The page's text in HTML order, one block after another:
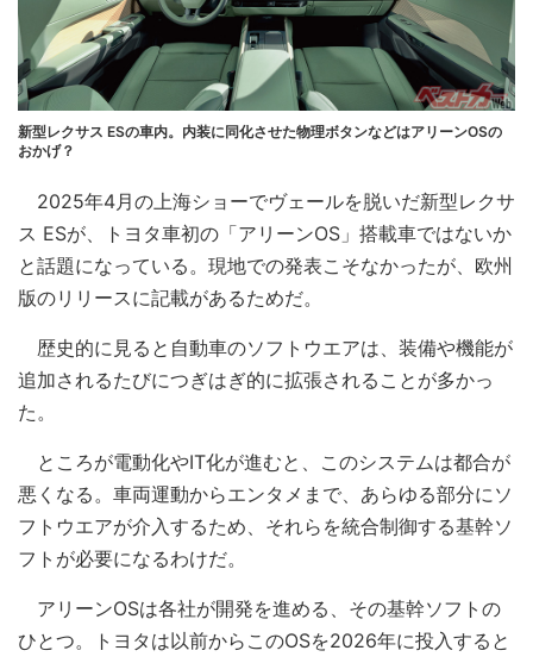
新型レクサス ESの車内。内装に同化させた物理ボタンなどはアリーンOSの
おかげ？
2025年4月の上海ショーでヴェールを脱いだ新型レクサ
ス ESが、トヨタ車初の「アリーンOS」搭載車ではないか
と話題になっている。現地での発表こそなかったが、欧州
版のリリースに記載があるためだ。
歴史的に見ると自動車のソフトウエアは、装備や機能が
追加されるたびにつぎはぎ的に拡張されることが多かっ
た。
ところが電動化やIT化が進むと、このシステムは都合が
悪くなる。車両運動からエンタメまで、あらゆる部分にソ
フトウエアが介入するため、それらを統合制御する基幹ソ
フトが必要になるわけだ。
アリーンOSは各社が開発を進める、その基幹ソフトの
ひとつ。トヨタは以前からこのOSを2026年に投入すると